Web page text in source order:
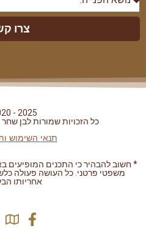
צרו קשר
2020 - 2025
כל הזכויות שמורות לבן שחר -
תנאי השימוש
להבהיר כי התכנים המופיעים באתר
משפטי פרטני. כל העושה פעולה כלשהי
אחריותו